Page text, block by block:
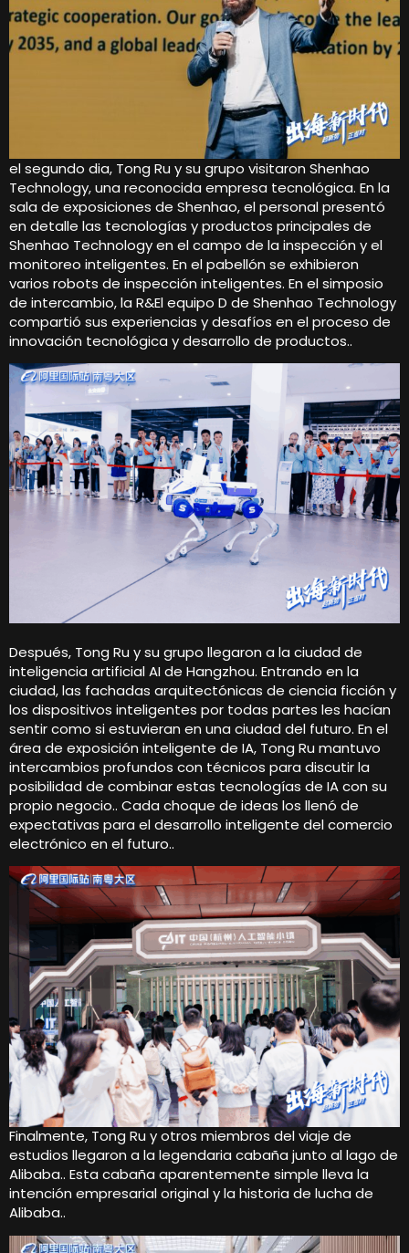
el segundo dia, Tong Ru y su grupo visitaron Shenhao
Technology, una reconocida empresa tecnológica. En la
sala de exposiciones de Shenhao, el personal presentó
en detalle las tecnologías y productos principales de
Shenhao Technology en el campo de la inspección y el
monitoreo inteligentes. En el pabellón se exhibieron
varios robots de inspección inteligentes. En el simposio
de intercambio, la R&El equipo D de Shenhao Technology
compartió sus experiencias y desafíos en el proceso de
innovación tecnológica y desarrollo de productos..
Después, Tong Ru y su grupo llegaron a la ciudad de
inteligencia artificial AI de Hangzhou. Entrando en la
ciudad, las fachadas arquitectónicas de ciencia ficción y
los dispositivos inteligentes por todas partes les hacían
sentir como si estuvieran en una ciudad del futuro. En el
área de exposición inteligente de IA, Tong Ru mantuvo
intercambios profundos con técnicos para discutir la
posibilidad de combinar estas tecnologías de IA con su
propio negocio.. Cada choque de ideas los llenó de
expectativas para el desarrollo inteligente del comercio
electrónico en el futuro..
Finalmente, Tong Ru y otros miembros del viaje de
estudios llegaron a la legendaria cabaña junto al lago de
Alibaba.. Esta cabaña aparentemente simple lleva la
intención empresarial original y la historia de lucha de
Alibaba..